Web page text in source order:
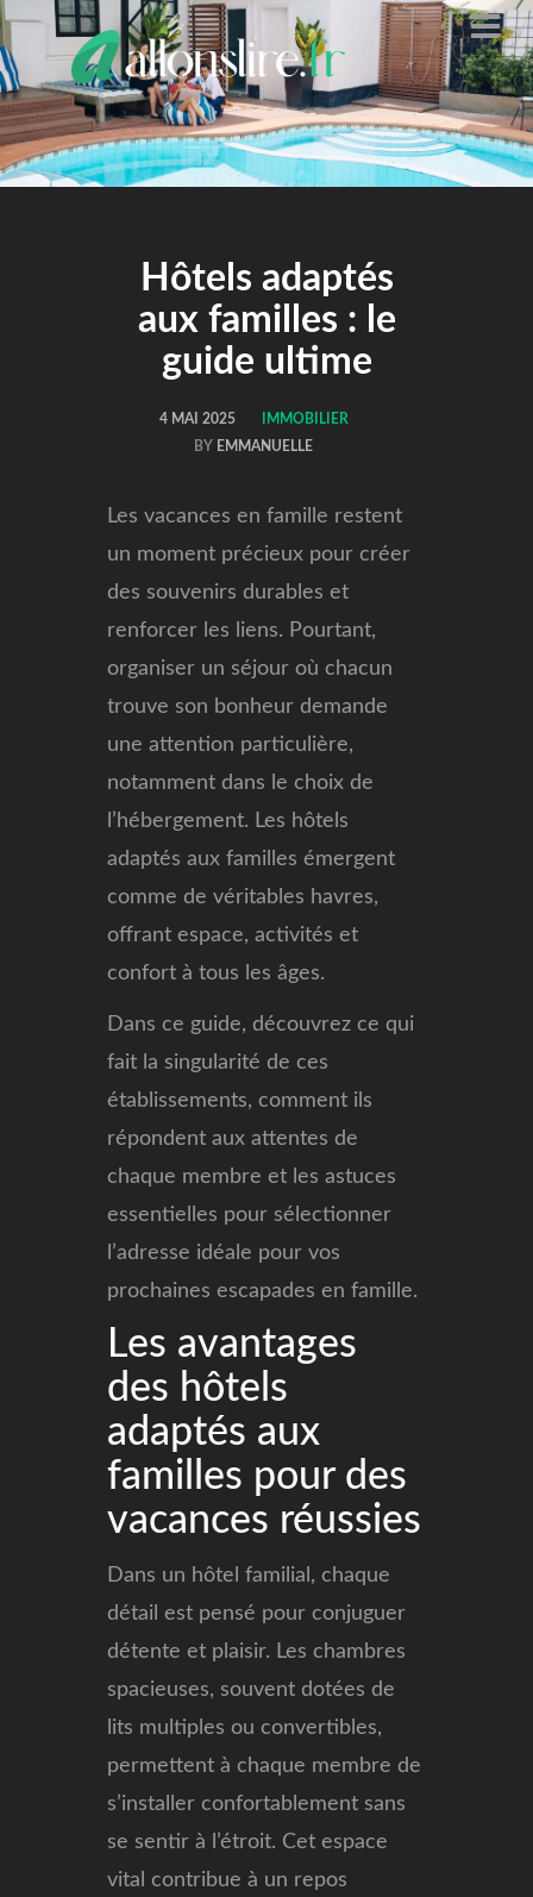
ALLONS
LIRE
Hôtels adaptés
aux familles : le
guide ultime
4 MAI 2025
IMMOBILIER
BY EMMANUELLE
Les vacances en famille restent
un moment précieux pour créer
des souvenirs durables et
renforcer les liens. Pourtant,
organiser un séjour où chacun
trouve son bonheur demande
une attention particulière,
notamment dans le choix de
l’hébergement. Les hôtels
adaptés aux familles émergent
comme de véritables havres,
offrant espace, activités et
confort à tous les âges.
Dans ce guide, découvrez ce qui
fait la singularité de ces
établissements, comment ils
répondent aux attentes de
chaque membre et les astuces
essentielles pour sélectionner
l’adresse idéale pour vos
prochaines escapades en famille.
Les avantages
des hôtels
adaptés aux
familles pour des
vacances réussies
Dans un hôtel familial, chaque
détail est pensé pour conjuguer
détente et plaisir. Les chambres
spacieuses, souvent dotées de
lits multiples ou convertibles,
permettent à chaque membre de
s’installer confortablement sans
se sentir à l’étroit. Cet espace
vital contribue à un repos